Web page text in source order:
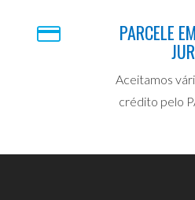
PARCELE
Aceitamos
crédito pelo